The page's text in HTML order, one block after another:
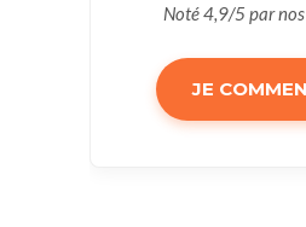
Noté 4,9/5 par
JE